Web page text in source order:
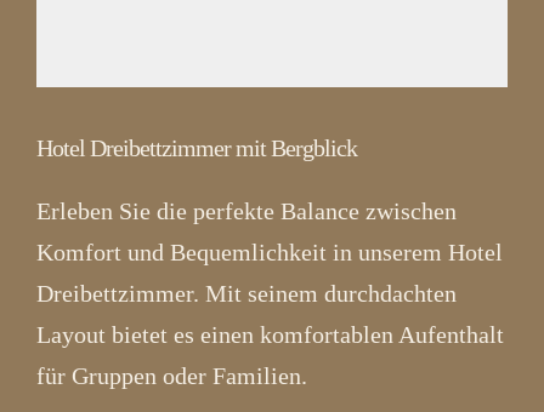
Hotel Dreibettzimmer mit Bergblick
Erleben Sie die perfekte Balance zwischen
Komfort und Bequemlichkeit in unserem Hotel
Dreibettzimmer. Mit seinem durchdachten
Layout bietet es einen komfortablen Aufenthalt
für Gruppen oder Familien.